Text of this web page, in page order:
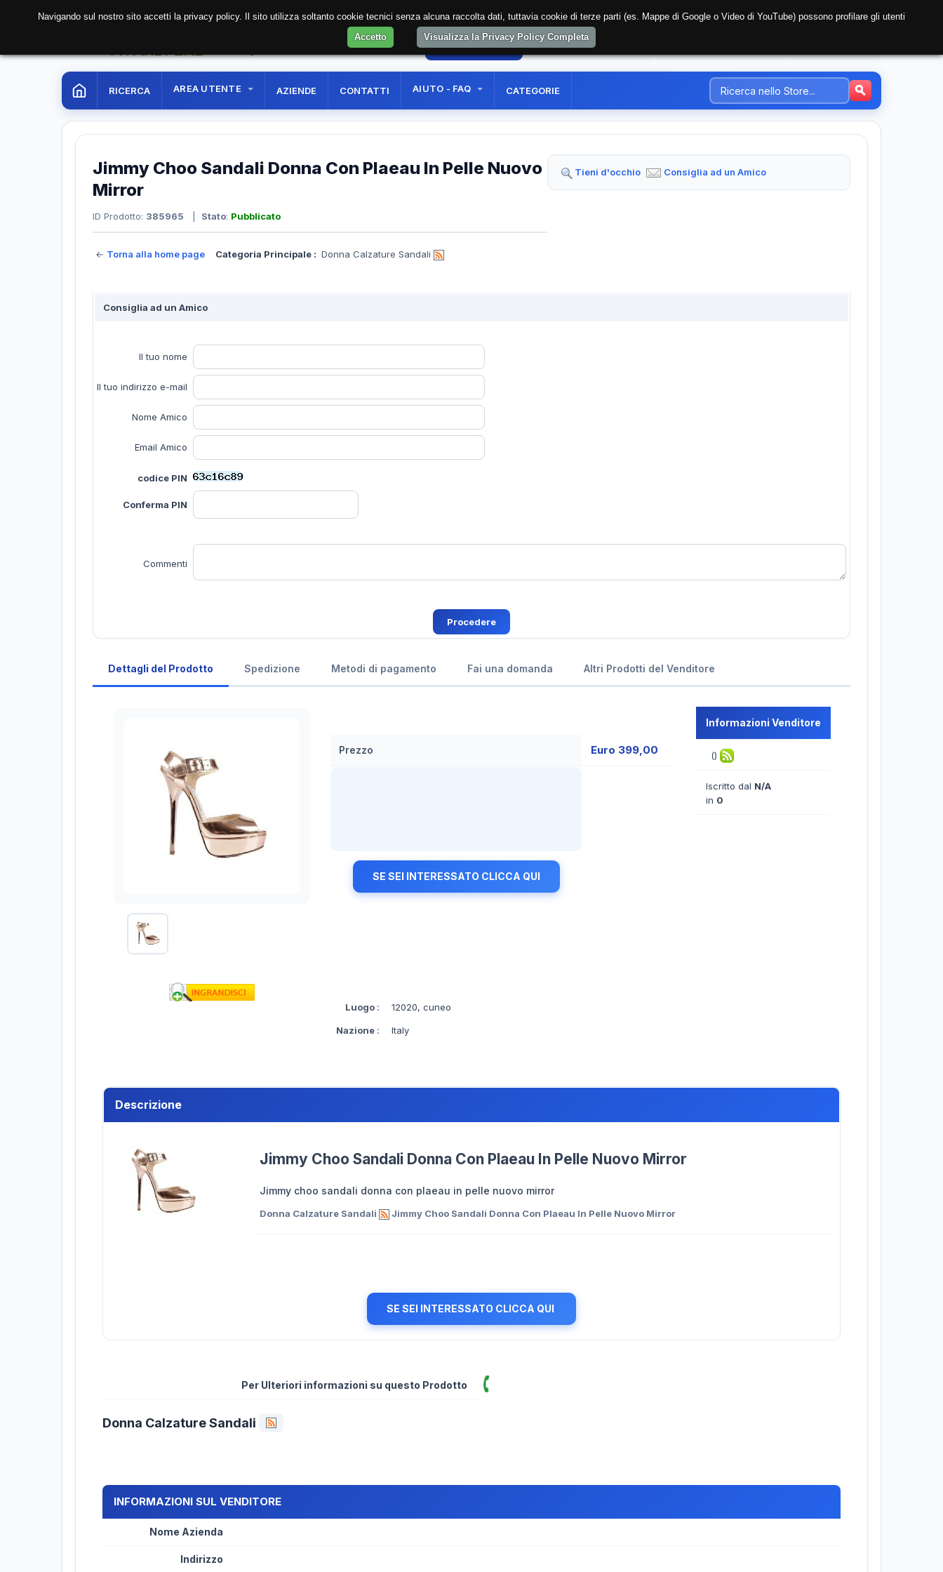
AREA RISERVATA REGISTRAZIONE UTENTE
RICERCA AREA UTENTE AZIENDE CONTATTI AIUTO - FAQ CATEGORIE
Jimmy Choo Sandali Donna Con Plaeau In Pelle Nuovo
Mirror
ID Prodotto: 385965 Stato: Pubblicato
← Torna alla home page Categoria Principale : Donna Calzature Sandali
Tieni d'occhio Consiglia ad un Amico
Consiglia ad un Amico
Il tuo nome
Il tuo indirizzo e-mail
Nome Amico
Email Amico
codice PIN
Conferma PIN
Commenti
Dettagli del Prodotto Spedizione Metodi di pagamento Fai una domanda Altri Prodotti del Venditore
Prezzo Euro 399,00
SE SEI INTERESSATO CLICCA QUI
Luogo : 12020, cuneo
Nazione : Italy
Informazioni Venditore
()
Iscritto dal N/A
in 0
Descrizione
Jimmy Choo Sandali Donna Con Plaeau In Pelle Nuovo Mirror
Jimmy choo sandali donna con plaeau in pelle nuovo mirror
Donna Calzature Sandali Jimmy Choo Sandali Donna Con Plaeau In Pelle Nuovo Mirror
SE SEI INTERESSATO CLICCA QUI
Per Ulteriori informazioni su questo Prodotto
Donna Calzature Sandali
INFORMAZIONI SUL VENDITORE
Nome Azienda
Indirizzo
Navigando sul nostro sito accetti la privacy policy. Il sito utilizza soltanto cookie tecnici senza alcuna raccolta dati, tuttavia cookie di terze parti (es. Mappe di Google o Video di YouTube) possono profilare gli utenti
Accetto
Visualizza la Privacy Policy Completa